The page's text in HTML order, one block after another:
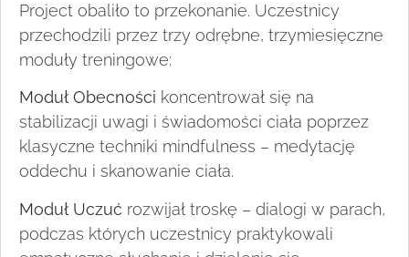
Project obaliło to przekonanie. Uczestnicy
przechodzili przez trzy odrębne, trzymiesięczne
moduły treningowe:
Moduł Obecności koncentrował się na
stabilizacji uwagi i świadomości ciała poprzez
klasyczne techniki mindfulness – medytację
oddechu i skanowanie ciała.
Moduł Uczuć rozwijał troskę – dialogi w parach,
podczas których uczestnicy praktykowali